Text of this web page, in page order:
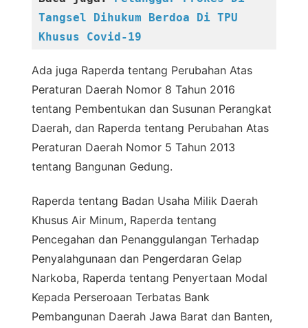
Tangsel Dihukum Berdoa Di TPU
Khusus Covid-19
Ada juga Raperda tentang Perubahan Atas
Peraturan Daerah Nomor 8 Tahun 2016
tentang Pembentukan dan Susunan Perangkat
Daerah, dan Raperda tentang Perubahan Atas
Peraturan Daerah Nomor 5 Tahun 2013
tentang Bangunan Gedung.
Raperda tentang Badan Usaha Milik Daerah
Khusus Air Minum, Raperda tentang
Pencegahan dan Penanggulangan Terhadap
Penyalahgunaan dan Pengerdaran Gelap
Narkoba, Raperda tentang Penyertaan Modal
Kepada Perseroaan Terbatas Bank
Pembangunan Daerah Jawa Barat dan Banten,